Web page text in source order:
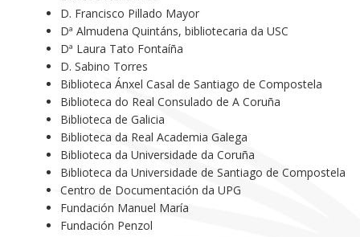
D. Francisco Pillado Mayor
Dª Almudena Quintáns, bibliotecaria da USC
Dª Laura Tato Fontaíña
D. Sabino Torres
Biblioteca Ánxel Casal de Santiago de Compostela
Biblioteca do Real Consulado de A Coruña
Biblioteca de Galicia
Biblioteca da Real Academia Galega
Biblioteca da Universidade da Coruña
Biblioteca da Universidade de Santiago de Compostela
Centro de Documentación da UPG
Fundación Manuel María
Fundación Penzol